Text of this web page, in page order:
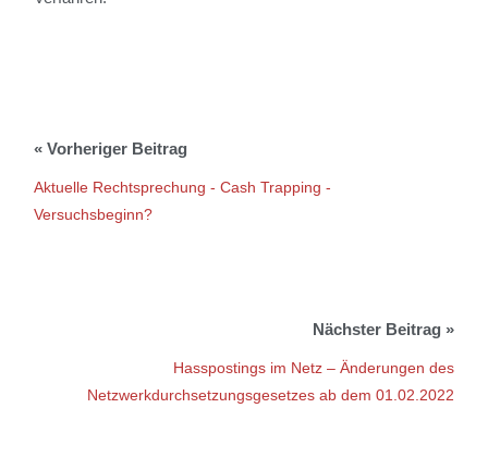
Aktuelle Rechtsprechung - Cash Trapping -
Versuchsbeginn?
Hasspostings im Netz – Änderungen des
Netzwerkdurchsetzungsgesetzes ab dem 01.02.2022